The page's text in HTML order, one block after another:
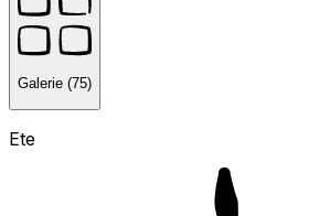
Galerie (75)
Ete